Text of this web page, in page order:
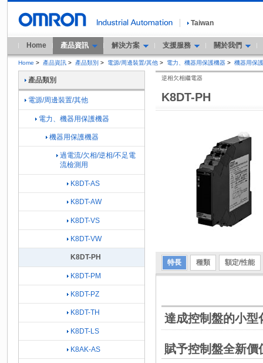
Taiwan
Home 產品資訊 解決方案 支援服務 關於我們
Home > 產品資訊 > 產品類別 > 電源/周邊裝置/其他 > 電力、機器用保護機器 > 機器用保
K8DT-PH
逆相欠相繼電器
特長 種類 額定/性能
達成控制盤的小型
賦予控制盤全新價
產品類別
電源/周邊裝置/其他
電力、機器用保護機器
機器用保護機器
過電流/欠相/逆相/不足電
流檢測用
K8DT-AS
K8DT-AW
K8DT-VS
K8DT-VW
K8DT-PH
K8DT-PM
K8DT-PZ
K8DT-TH
K8DT-LS
K8AK-AS